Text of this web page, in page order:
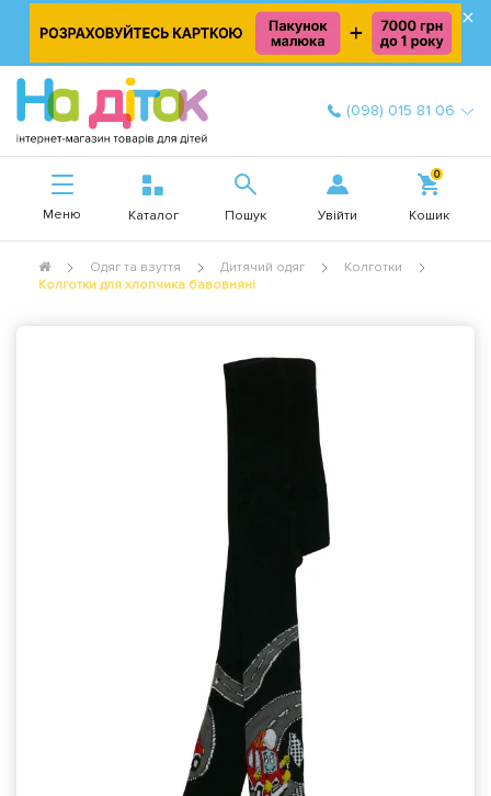
×
(098) 015 81 06
Меню Каталог Пошук Увійти
0
Кошик
Одяг та взуття Дитячий одяг
Колготки
Колготки для хлопчика бавовняні